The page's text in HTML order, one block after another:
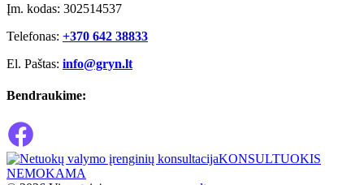
Įm. kodas: 302514537
Telefonas: +370 642 38833
El. Paštas: info@gryn.lt
Bendraukime:
KONSULTUOKIS
NEMOKAMA